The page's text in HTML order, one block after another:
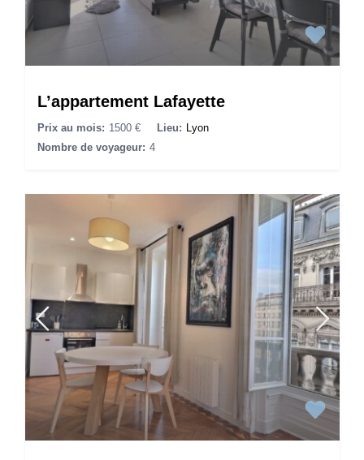
L’appartement Lafayette
Prix au mois: 1500 € Lieu:
Lyon
Nombre de voyageur: 4